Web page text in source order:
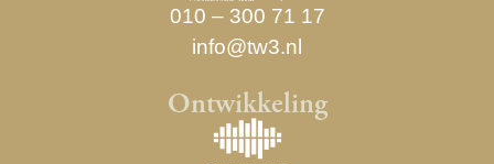
010 – 300 71 17
info@tw3.nl
Ontwikkeling